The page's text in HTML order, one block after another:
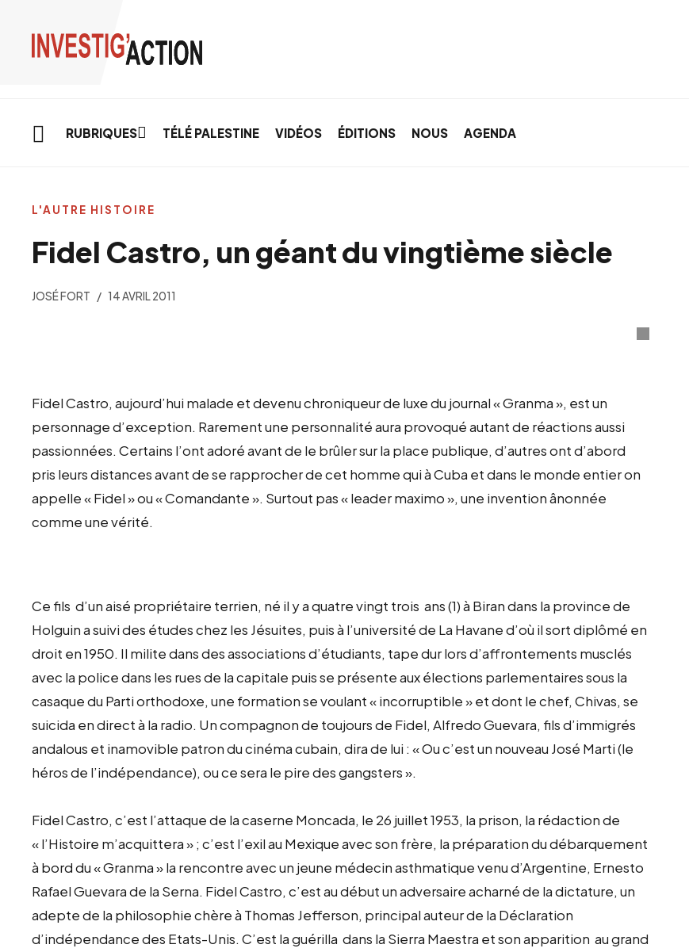
RUBRIQUES TÉLÉ PALESTINE VIDÉOS ÉDITIONS NOUS AGENDA
Fidel Castro, un géant du vingtième siècle
JOSÉ FORT 14 AVRIL 2011
Fidel Castro, aujourd’hui malade et devenu chroniqueur de luxe du journal « Granma », est un
personnage d’exception. Rarement une personnalité aura provoqué autant de réactions aussi
passionnées. Certains l’ont adoré avant de le brûler sur la place publique, d’autres ont d’abord
pris leurs distances avant de se rapprocher de cet homme qui à Cuba et dans le monde entier on
appelle « Fidel » ou « Comandante ». Surtout pas « leader maximo », une invention ânonnée
comme une vérité.
Ce fils d’un aisé propriétaire terrien, né il y a quatre vingt trois ans (1) à Biran dans la province de
Holguin a suivi des études chez les Jésuites, puis à l’université de La Havane d’où il sort diplômé en
droit en 1950. Il milite dans des associations d’étudiants, tape dur lors d’affrontements musclés
avec la police dans les rues de la capitale puis se présente aux élections parlementaires sous la
casaque du Parti orthodoxe, une formation se voulant « incorruptible » et dont le chef, Chivas, se
suicida en direct à la radio. Un compagnon de toujours de Fidel, Alfredo Guevara, fils d’immigrés
andalous et inamovible patron du cinéma cubain, dira de lui : « Ou c’est un nouveau José Marti (le
héros de l’indépendance), ou ce sera le pire des gangsters ».
Fidel Castro, c’est l’attaque de la caserne Moncada, le 26 juillet 1953, la prison, la rédaction de
« l’Histoire m’acquittera » ; c’est l’exil au Mexique avec son frère, la préparation du débarquement
à bord du « Granma » la rencontre avec un jeune médecin asthmatique venu d’Argentine, Ernesto
Rafael Guevara de la Serna. Fidel Castro, c’est au début un adversaire acharné de la dictature, un
adepte de la philosophie chère à Thomas Jefferson, principal auteur de la Déclaration
d’indépendance des Etats-Unis. C’est la guérilla dans la Sierra Maestra et son apparition au grand
L'AUTRE HISTOIRE